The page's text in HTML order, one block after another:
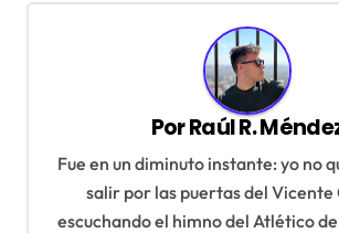
PorRaúl R.
Fue en un diminuto instante: yo no
salir por las puertas del Vicente
escuchando el himno del Atlético